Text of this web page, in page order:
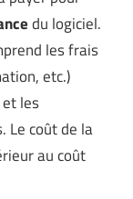
du logiciel.
les frais
etc.)
les
Le coût de la
au coût